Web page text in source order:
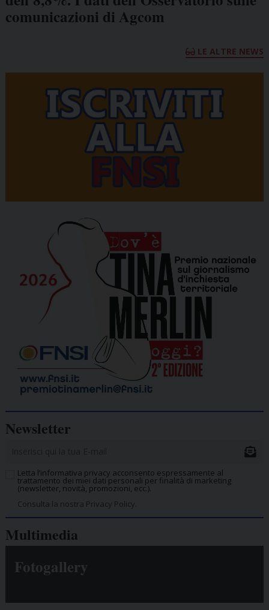
comunicazioni di Agcom
LE ALTRE NEWS
Newsletter
Letta l’informativa privacy acconsento espressamente al
trattamento dei miei dati personali per finalità di marketing
(newsletter, novità, promozioni, ecc.).
Consulta la nostra Privacy Policy.
Multimedia
Fotogallery